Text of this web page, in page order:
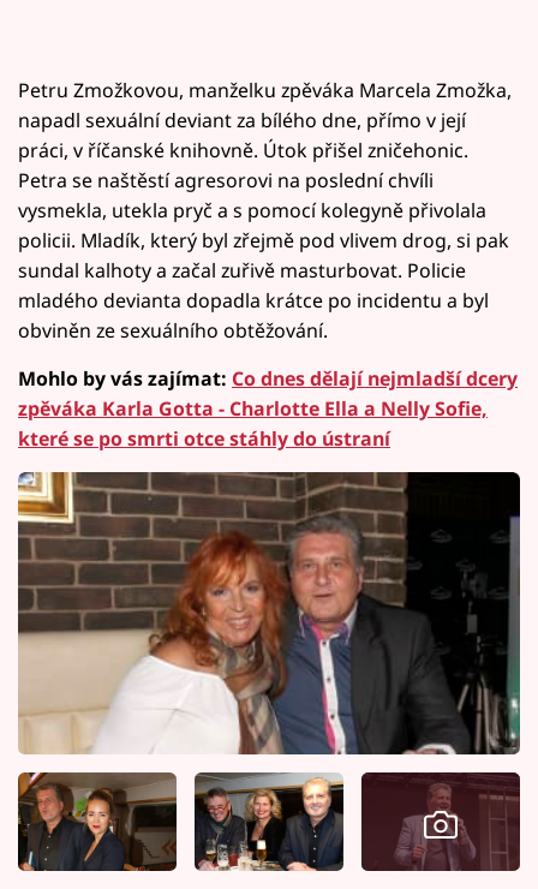
Petru Zmožkovou, manželku zpěváka Marcela Zmožka,
napadl sexuální deviant za bílého dne, přímo v její
práci, v říčanské knihovně. Útok přišel zničehonic.
Petra se naštěstí agresorovi na poslední chvíli
vysmekla, utekla pryč a s pomocí kolegyně přivolala
policii. Mladík, který byl zřejmě pod vlivem drog, si pak
sundal kalhoty a začal zuřivě masturbovat. Policie
mladého devianta dopadla krátce po incidentu a byl
obviněn ze sexuálního obtěžování.
Mohlo by vás zajímat: Co dnes dělají nejmladší dcery
zpěváka Karla Gotta - Charlotte Ella a Nelly Sofie,
které se po smrti otce stáhly do ústraní